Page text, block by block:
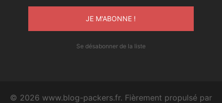
Se désabonner de la liste
© 2026 www.blog-packers.fr. Fièrement propulsé par